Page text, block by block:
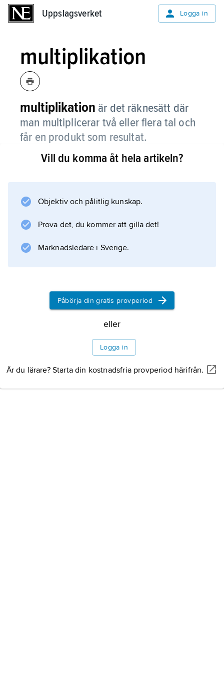
Uppslagsverket Logga in
multiplikation
multiplikation är det räknesätt där
man multiplicerar två eller flera tal och
får en produkt som resultat.
I en multiplikation 5 · 2 är talen 5 och 2
Gångertecknet skrivs vanligast · eller ibland ×.
Information om artikeln
Vill du komma åt hela artikeln?
Objektiv och pålitlig kunskap.
Prova det, du kommer att gilla det!
Marknadsledare i Sverige.
Påbörja din gratis provperiod
eller
Logga in
Är du lärare? Starta din kostnadsfria provperiod härifrån.